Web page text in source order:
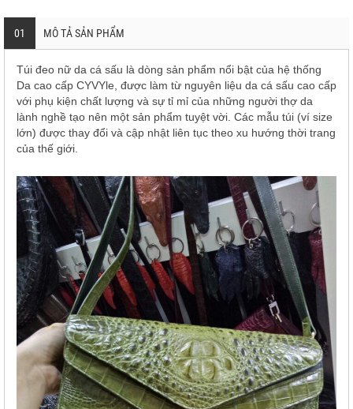
01 MÔ TẢ SẢN PHẨM
Túi đeo nữ da cá sấu là dòng sản phẩm nổi bật của hệ thống
Da cao cấp CYVYle, được làm từ nguyên liệu da cá sấu cao cấp
với phụ kiện chất lượng và sự tỉ mỉ của những người thợ da
lành nghề tạo nên một sản phẩm tuyệt vời. Các mẫu túi (ví size
lớn) được thay đổi và cập nhật liên tục theo xu hướng thời trang
của thế giới.